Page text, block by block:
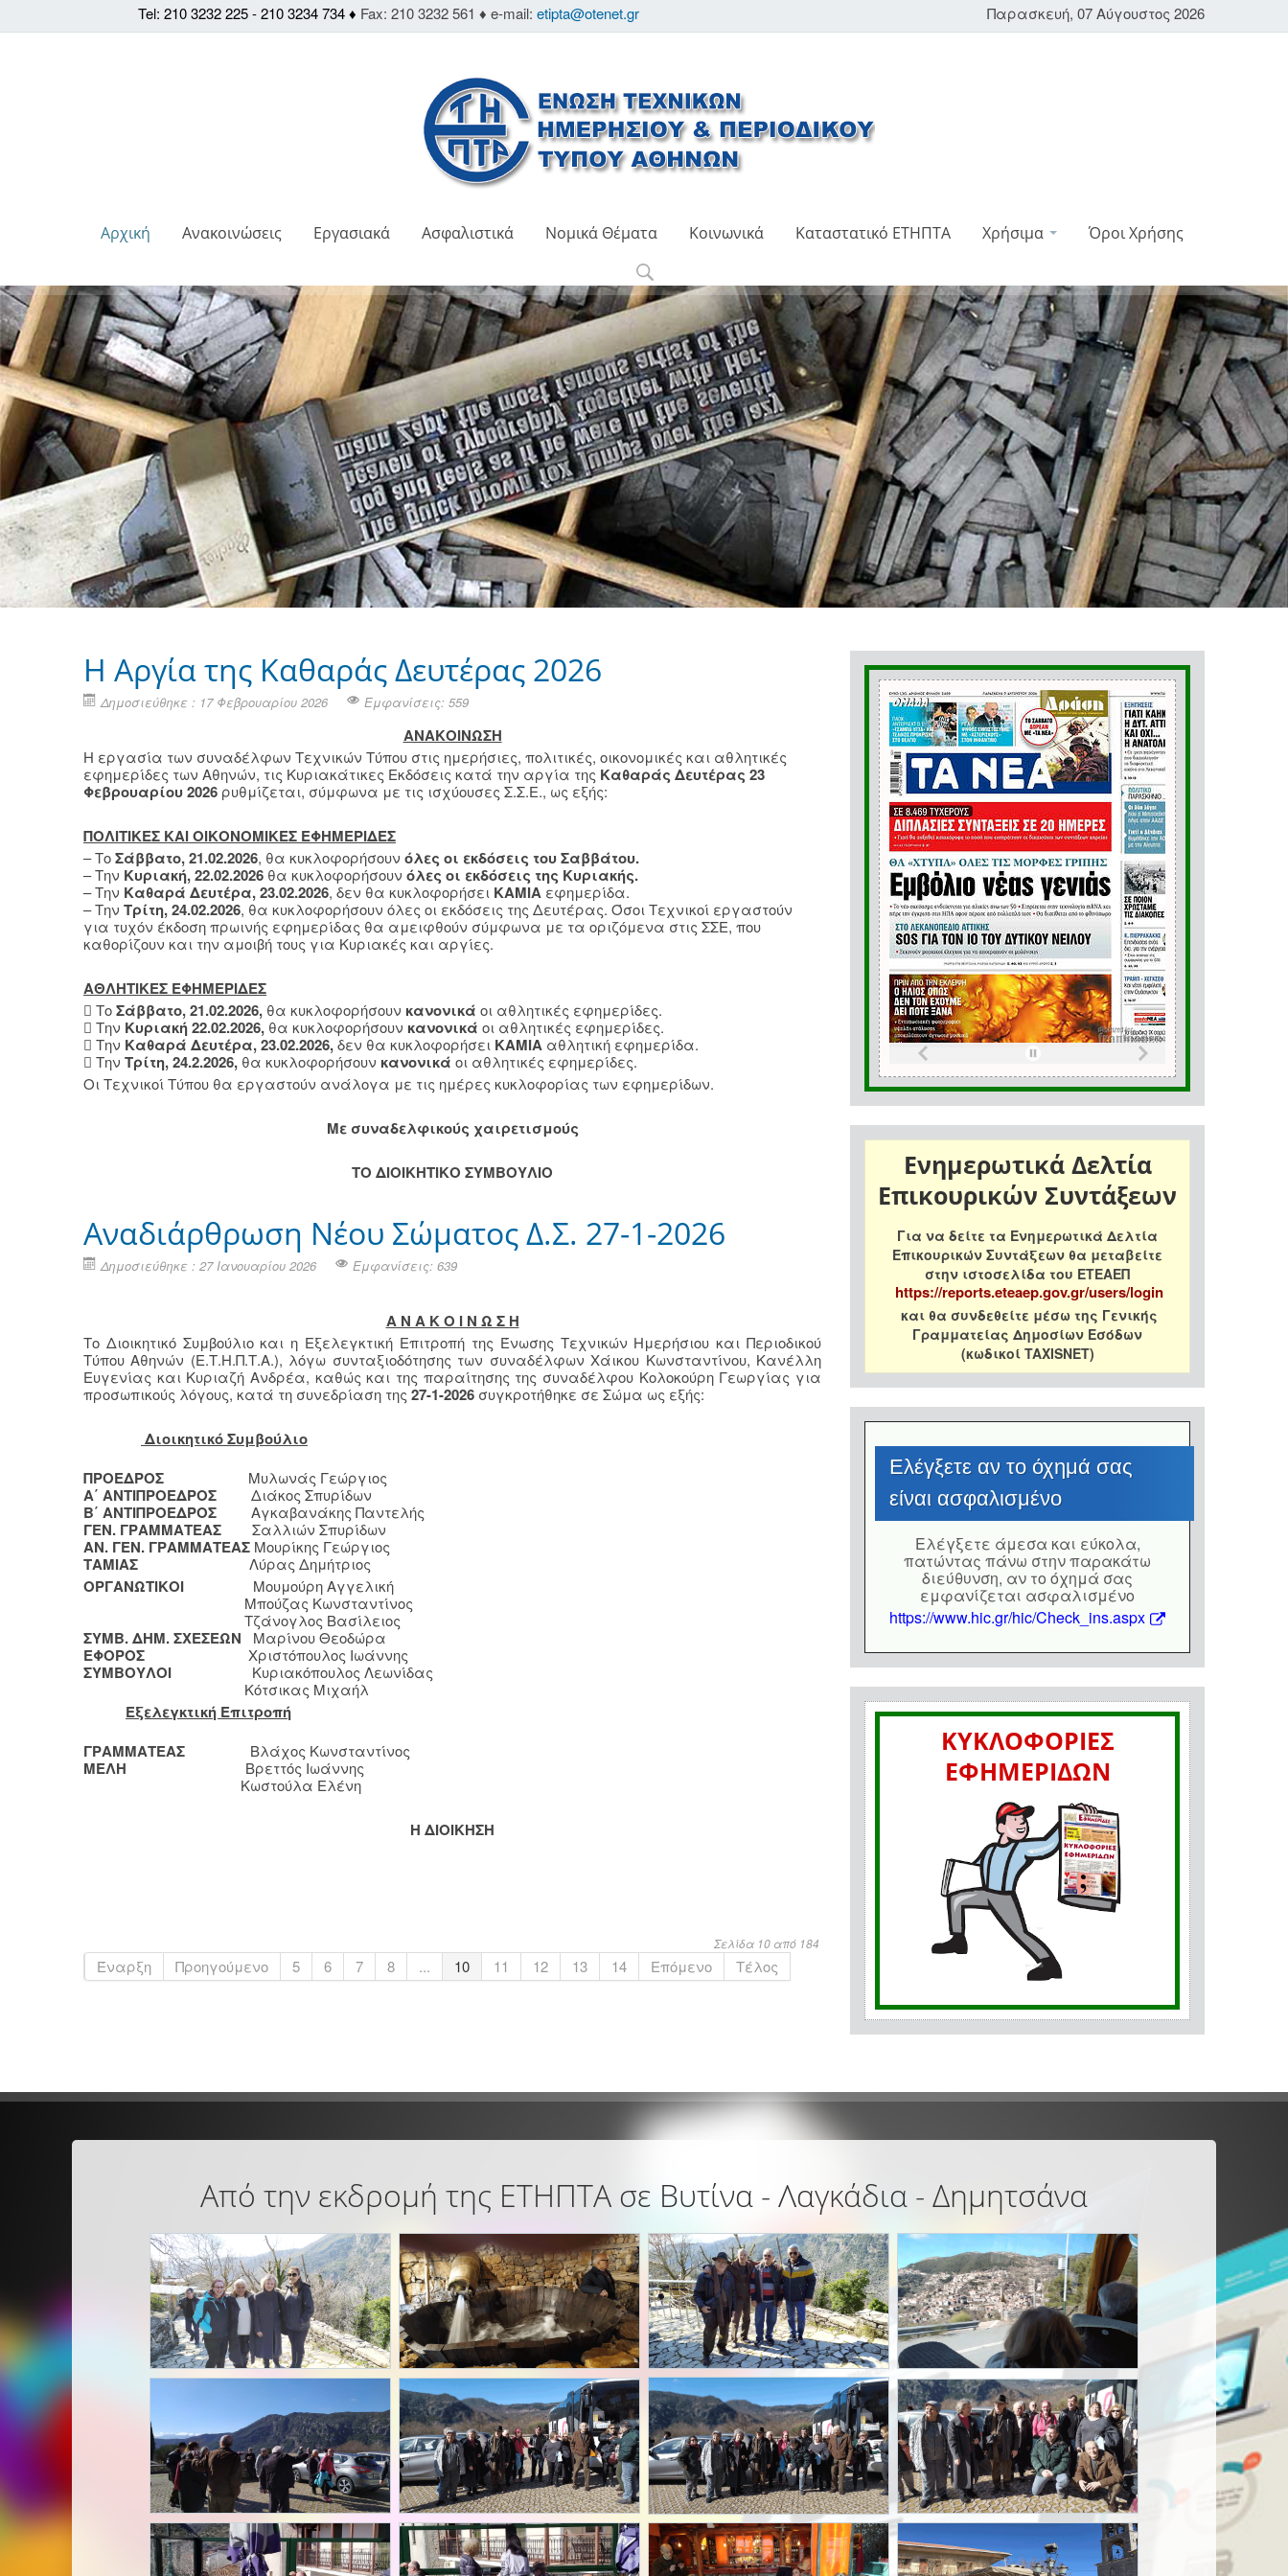
Παρασκευή, 07 Αύγουστος 2026
Tel: 210 3232 225 - 210 3234 734 ♦ Fax: 210 3232 561 ♦ e-mail: etipta@otenet.gr
Αρχική Ανακοινώσεις Εργασιακά Ασφαλιστικά Νομικά Θέματα Κοινωνικά Καταστατικό ΕΤΗΠΤΑ Χρήσιμα Όροι Χρήσης
Η Aργία της Καθαράς Δευτέρας 2026
Δημοσιεύθηκε : 17 Φεβρουαρίου 2026 Εμφανίσεις: 559
ΑΝΑΚΟΙΝΩΣΗ
Η εργασία των συναδέλφων Τεχνικών Τύπου στις ημερήσιες, πολιτικές, οικονομικές και αθλητικές
εφημερίδες των Αθηνών, τις Κυριακάτικες Εκδόσεις κατά την αργία της Καθαράς Δευτέρας 23
Φεβρουαρίου 2026 ρυθμίζεται, σύμφωνα με τις ισχύουσες Σ.Σ.Ε., ως εξής:
ΠΟΛΙΤΙΚΕΣ ΚΑΙ ΟΙΚΟΝΟΜΙΚΕΣ ΕΦΗΜΕΡΙΔΕΣ
– ΤοΣάββατο, 21.02.2026, θα κυκλοφορήσουν όλες οι εκδόσεις του Σαββάτου.
– Την Κυριακή, 22.02.2026 θα κυκλοφορήσουν όλες οι εκδόσεις της Κυριακής.
– Την Καθαρά Δευτέρα, 23.02.2026, δεν θα κυκλοφορήσει ΚΑΜΙΑ εφημερίδα.
– Την Τρίτη, 24.02.2026, θα κυκλοφορήσουν όλες οι εκδόσεις της Δευτέρας. Όσοι Τεχνικοί εργαστούν
για τυχόν έκδοση πρωινής εφημερίδας θα αμειφθούν σύμφωνα με τα οριζόμενα στις ΣΣΕ, που
καθορίζουν και την αμοιβή τους για Κυριακές και αργίες.
ΑΘΛΗΤΙΚΕΣ ΕΦΗΜΕΡΙΔΕΣ
 ΤοΣάββατο, 21.02.2026, θα κυκλοφορήσουν κανονικά οι αθλητικές εφημερίδες.
 Την Κυριακή 22.02.2026, θα κυκλοφορήσουν κανονικά οι αθλητικές εφημερίδες.
 Την Καθαρά Δευτέρα, 23.02.2026,δεν θα κυκλοφορήσει ΚΑΜΙΑ αθλητική εφημερίδα.
 Την Τρίτη, 24.2.2026, θα κυκλοφορήσουν κανονικά οι αθλητικές εφημερίδες.
Οι Τεχνικοί Τύπου θα εργαστούν ανάλογα με τις ημέρες κυκλοφορίας των εφημερίδων.
Mε συναδελφικούς χαιρετισμούς
ΤΟ ΔΙΟΙΚΗΤΙΚΟ ΣΥΜΒΟΥΛΙΟ
Αναδιάρθρωση Νέου Σώματος Δ.Σ. 27-1-2026
Δημοσιεύθηκε : 27 Ιανουαρίου 2026 Εμφανίσεις: 639
Α Ν Α Κ Ο Ι Ν Ω Σ Η
Το Διοικητικό Συμβούλιο και η Εξελεγκτική Επιτροπή της Ένωσης Τεχνικών Ημερήσιου και Περιοδικού
Τύπου Αθηνών (Ε.Τ.Η.Π.Τ.Α.), λόγω συνταξιοδότησης των συναδέλφων Χάικου Κωνσταντίνου, Κανέλλη
Ευγενίας και Κυριαζή Ανδρέα, καθώς και της παραίτησης της συναδέλφου Κολοκούρη Γεωργίας για
προσωπικούς λόγους, κατά τη συνεδρίαση της 27-1-2026 συγκροτήθηκε σε Σώμα ως εξής:
Διοικητικό Συμβούλιο
ΠΡΟΕΔΡΟΣ Μυλωνάς Γεώργιος
Α΄ ΑΝΤΙΠΡΟΕΔΡΟΣ Διάκος Σπυρίδων
Β΄ ΑΝΤΙΠΡΟΕΔΡΟΣ Αγκαβανάκης Παντελής
ΓΕΝ. ΓΡΑΜΜΑΤΕΑΣ Σαλλιών Σπυρίδων
ΑΝ. ΓΕΝ. ΓΡΑΜΜΑΤΕΑΣ Μουρίκης Γεώργιος
ΤΑΜΙΑΣ Λύρας Δημήτριος
ΟΡΓΑΝΩΤΙΚΟΙ Μουμούρη Αγγελική
Μπούζας Κωνσταντίνος
Τζάνογλος Βασίλειος
ΣΥΜΒ. ΔΗΜ. ΣΧΕΣΕΩΝ Μαρίνου Θεοδώρα
ΕΦΟΡΟΣ Χριστόπουλος Ιωάννης
ΣΥΜΒΟΥΛΟΙ Κυριακόπουλος Λεωνίδας
Κότσικας Μιχαήλ
Εξελεγκτική Επιτροπή
ΓΡΑΜΜΑΤΕΑΣ
Βλάχος Κωνσταντίνος
ΜΕΛΗ Βρεττός Ιωάννης
Κωστούλα Ελένη
Η ΔΙΟΙΚΗΣΗ
Σελίδα 10 από 184
Έναρξη Προηγούμενο 5 6 7 8 ... 10 11 12 13 14 Επόμενο Τέλος
Ενημερωτικά Δελτία
Επικουρικών Συντάξεων
Για να δείτε τα Ενημερωτικά Δελτία
Επικουρικών Συντάξεων θα μεταβείτε
στην ιστοσελίδα του ΕΤΕΑΕΠ
https://reports.eteaep.gov.gr/users/login
και θα συνδεθείτε μέσω της Γενικής
Γραμματείας Δημοσίων Εσόδων
(κωδικοί TAXISNET)
Eλέγξετε αν το όχημά σας
είναι ασφαλισμένο
Eλέγξετε άμεσα και εύκολα,
πατώντας πάνω στην παρακάτω
διεύθυνση, αν το όχημά σας
εμφανίζεται ασφαλισμένο
https://www.hic.gr/hic/Check_ins.aspx
ΚΥΚΛΟΦΟΡΙΕΣ
ΕΦΗΜΕΡΙΔΩΝ
Από την εκδρομή της ΕΤΗΠΤΑ σε Βυτίνα - Λαγκάδια - Δημητσάνα